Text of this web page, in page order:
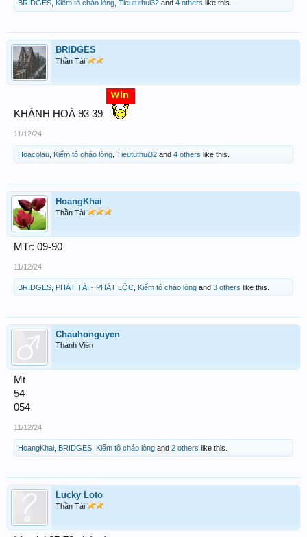
BRIDGES Kiếm tô cháo lòng Tieututhui32 and 4 others like this.
BRIDGES
Thần Tài
KHÁNH HOÀ 93 39
11/12/24
Hoacolau Kiếm tô cháo lòng Tieututhui32 and 4 others like this.
HoangKhai
Thần Tài
MTr: 09-90
11/12/24
BRIDGES PHÁT TÀI - PHÁT LỘC Kiếm tô cháo lòng and 3 others like this.
Chauhonguyen
Thành Viên
Mt
54
054
11/12/24
HoangKhai BRIDGES Kiếm tô cháo lòng and 2 others like this.
Lucky Loto
Thần Tài